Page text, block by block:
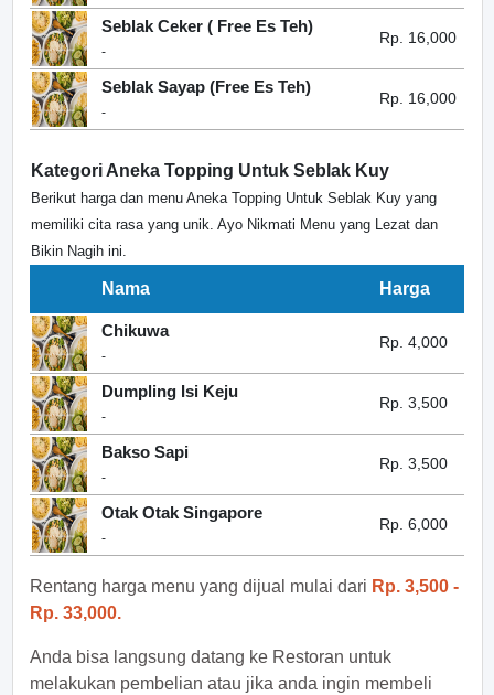
Seblak Ceker ( Free Es Teh)
-
Rp. 16,000
Seblak Sayap (Free Es Teh)
-
Rp. 16,000
Kategori Aneka Topping Untuk Seblak Kuy
Berikut harga dan menu Aneka Topping Untuk Seblak Kuy yang
memiliki cita rasa yang unik. Ayo Nikmati Menu yang Lezat dan
Bikin Nagih ini.
Nama Harga
Chikuwa
-
Rp. 4,000
Dumpling Isi Keju
-
Rp. 3,500
Bakso Sapi
-
Rp. 3,500
Otak Otak Singapore
-
Rp. 6,000
Rentang harga menu yang dijual mulai dari Rp. 3,500 -
Rp. 33,000.
Anda bisa langsung datang ke Restoran untuk
melakukan pembelian atau jika anda ingin membeli